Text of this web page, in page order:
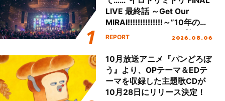
LIVE 最終話 ～Get Our
MIRAI!!!!!!!!!!!!!!～”10年の活
動を経てファイナルを迎える
REPORT 2026.08.06
10月放送アニメ『パンどろぼ
う』より、OPテーマ＆EDテ
ーマを収録した主題歌CDが
10月28日にリリース決定！